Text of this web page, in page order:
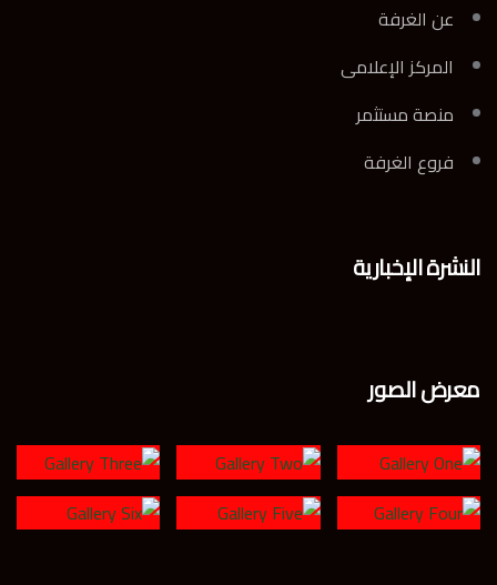
عن الغرفة
المركز الإعلامى
منصة مستثمر
فروع الغرفة
النشرة الإخبارية
معرض الصور